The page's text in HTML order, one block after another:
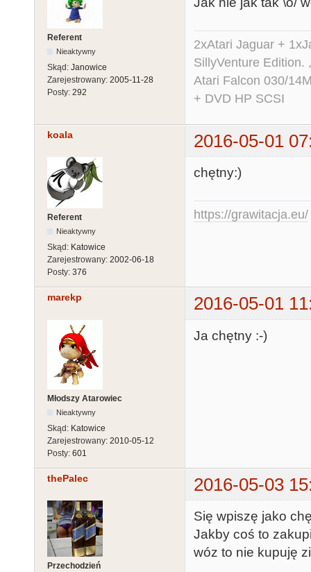
Referent
Nieaktywny
Skąd: Janowice
Zarejestrowany: 2005-11-28
Posty: 292
2xAtari Jaguar +
SillyVenture Edition.
Atari Falcon 030/
+ DVD HP SCSI
koala 2016-05-01
Referent
Nieaktywny
Skąd: Katowice
Zarejestrowany: 2002-06-18
Posty: 376
chętny:)
https://grawitacja.eu/
marekp 2016-05-01
Młodszy Atarowiec
Nieaktywny
Skąd: Katowice
Zarejestrowany: 2010-05-12
Posty: 601
Ja chętny :-)
thePalec 2016-05-03
Przechodzień
Się wpiszę jako
Jakby coś to
wóz to nie kupuję